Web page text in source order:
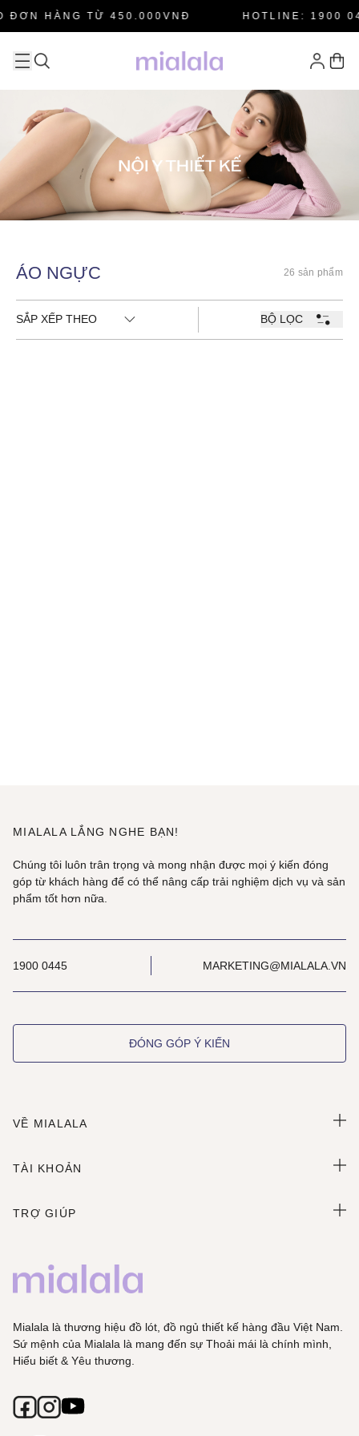
ĐƠN HÀNG TỪ 450.000VNĐ HOTLINE: 1900
ÁO NGỰC 26 sản phẩm
SẮP XẾP THEO BỘ LỌC
MIALALA LẮNG NGHE BẠN!
Chúng tôi luôn trân trọng và mong nhận được mọi ý kiến đóng
góp từ khách hàng để có thể nâng cấp trải nghiệm dịch vụ và sản
phẩm tốt hơn nữa.
1900 0445 MARKETING@MIALALA.VN
ĐÓNG GÓP Ý KIẾN
VỀ MIALALA
TÀI KHOẢN
TRỢ GIÚP
Mialala là thương hiệu đồ lót, đồ ngủ thiết kế hàng đầu Việt Nam.
Sứ mệnh của Mialala là mang đến sự Thoải mái là chính mình,
Hiểu biết & Yêu thương.